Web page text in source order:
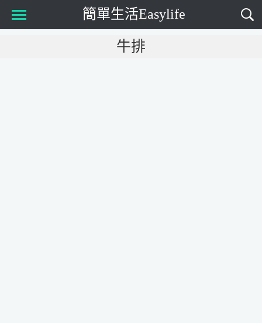
簡單生活Easylife
牛排